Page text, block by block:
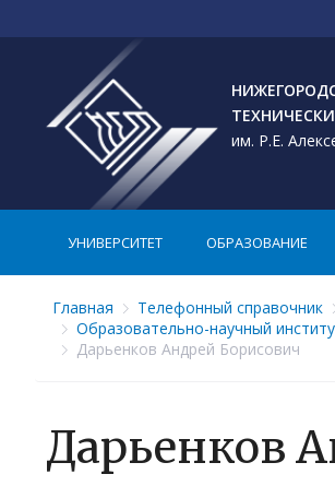
им. Р.Е.
УНИВЕРСИТЕТ ОБРАЗОВАНИЕ
Главная Телефонный справочник
Образовательно-научный
Дарьенков Андрей Борисович
Дарьенков